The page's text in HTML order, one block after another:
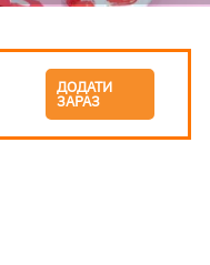
ДОДАТИ
ЗАРАЗ